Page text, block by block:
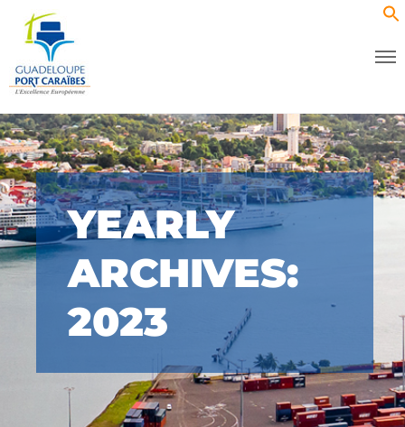
YEARLY
ARCHIVES:
2023